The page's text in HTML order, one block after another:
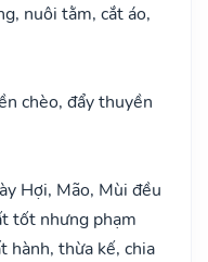
nuôi tằm, cắt áo,
chèo, đẩy thuyền
Hợi, Mão, Mùi đều
tốt nhưng phạm
hành, thừa kế, chia